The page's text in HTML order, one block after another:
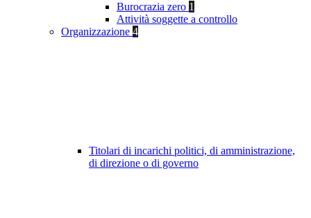
Burocrazia zero 1
Attività soggette a controllo
Organizzazione 4
Titolari di incarichi politici, di amministrazione,
di direzione o di governo